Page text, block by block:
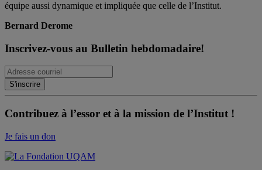
équipe aussi dynamique et impliquée que celle de l’Institut.
Bernard Derome
Inscrivez-vous au Bulletin hebdomadaire!
Contribuez à l’essor et à la mission de l’Institut !
Je fais un don